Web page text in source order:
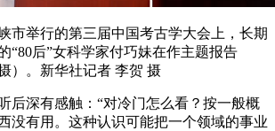
市举行的第三届中国考古学大会上，长期
“80后”女科学家付巧妹在作主题报告
摄）。新华社记者 李贺 摄
后深有感触：“对冷门怎么看？按一般概
没有用。这种认识可能把一个领域的事业